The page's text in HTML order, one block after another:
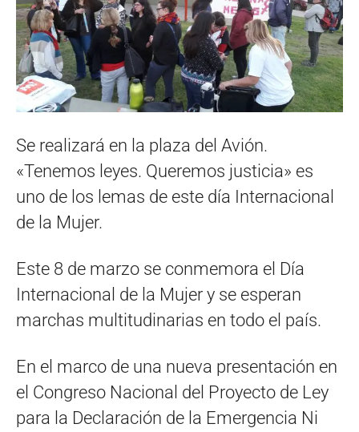
Se realizará en la plaza del Avión.
«Tenemos leyes. Queremos justicia» es
uno de los lemas de este día Internacional
de la Mujer.
Este 8 de marzo se conmemora el Día
Internacional de la Mujer y se esperan
marchas multitudinarias en todo el país.
En el marco de una nueva presentación en
el Congreso Nacional del Proyecto de Ley
para la Declaración de la Emergencia Ni